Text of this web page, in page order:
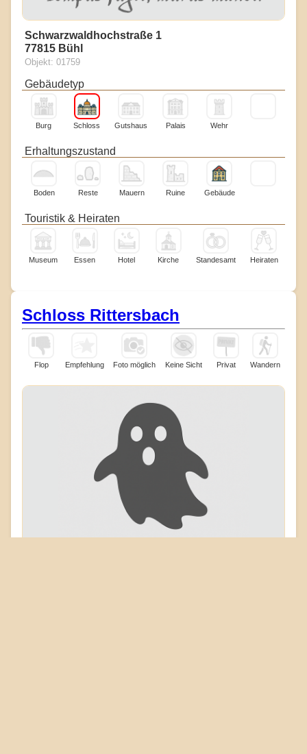
Schwarzwaldhochstraße 1
77815 Bühl
Objekt: 01759
Gebäudetyp
Burg Schloss Gutshaus Palais Wehr
Erhaltungszustand
Boden Reste Mauern Ruine Gebäude
Touristik & Heiraten
Museum Essen Hotel Kirche Standesamt Heiraten
Schloss Rittersbach
Flop Empfehlung Foto möglich Keine Sicht Privat Wandern